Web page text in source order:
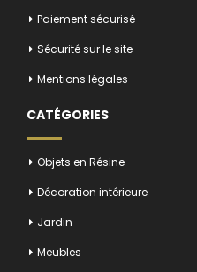
Paiement sécurisé
Sécurité sur le site
Mentions légales
CATÉGORIES
Objets en Résine
Décoration intérieure
Jardin
Meubles